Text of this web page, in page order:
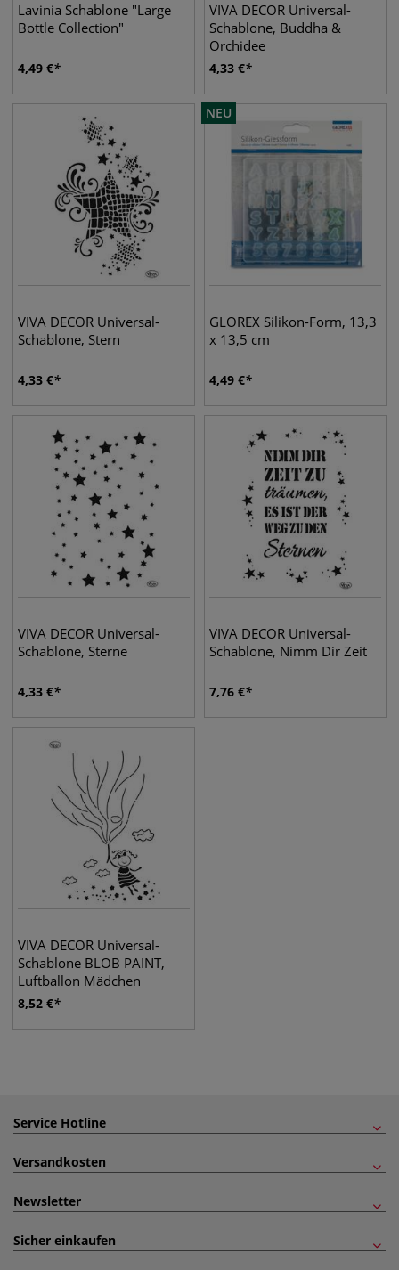
Lavinia Schablone "Large
Bottle Collection"
4,49 €
VIVA DECOR Universal-
Schablone, Buddha &
Orchidee
4,33 €
VIVA DECOR Universal-
Schablone, Stern
4,33 €
NEU
GLOREX Silikon-Form, 13,3
x 13,5 cm
4,49 €
VIVA DECOR Universal-
Schablone, Sterne
4,33 €
VIVA DECOR Universal-
Schablone, Nimm Dir Zeit
7,76 €
VIVA DECOR Universal-
Schablone BLOB PAINT,
Luftballon Mädchen
8,52 €
Service Hotline
Versandkosten
Newsletter
Sicher einkaufen